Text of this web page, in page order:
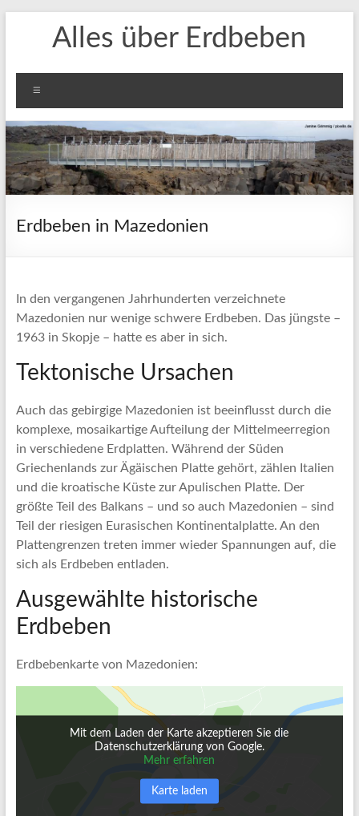
springenAlles über Erdbeben
Erdbeben in Mazedonien
In den vergangenen Jahrhunderten verzeichnete
Mazedonien nur wenige schwere Erdbeben. Das jüngste –
1963 in Skopje – hatte es aber in sich.
Tektonische Ursachen
Auch das gebirgige Mazedonien ist beeinflusst durch die
komplexe, mosaikartige Aufteilung der Mittelmeerregion
in verschiedene Erdplatten. Während der Süden
Griechenlands zur Ägäischen Platte gehört, zählen Italien
und die kroatische Küste zur Apulischen Platte. Der
größte Teil des Balkans – und so auch Mazedonien – sind
Teil der riesigen Eurasischen Kontinentalplatte. An den
Plattengrenzen treten immer wieder Spannungen auf, die
sich als Erdbeben entladen.
Ausgewählte historische
Erdbeben
Erdbebenkarte von Mazedonien:
Mit dem Laden der Karte akzeptieren Sie die
Datenschutzerklärung von Google.
Mehr erfahren
Karte laden